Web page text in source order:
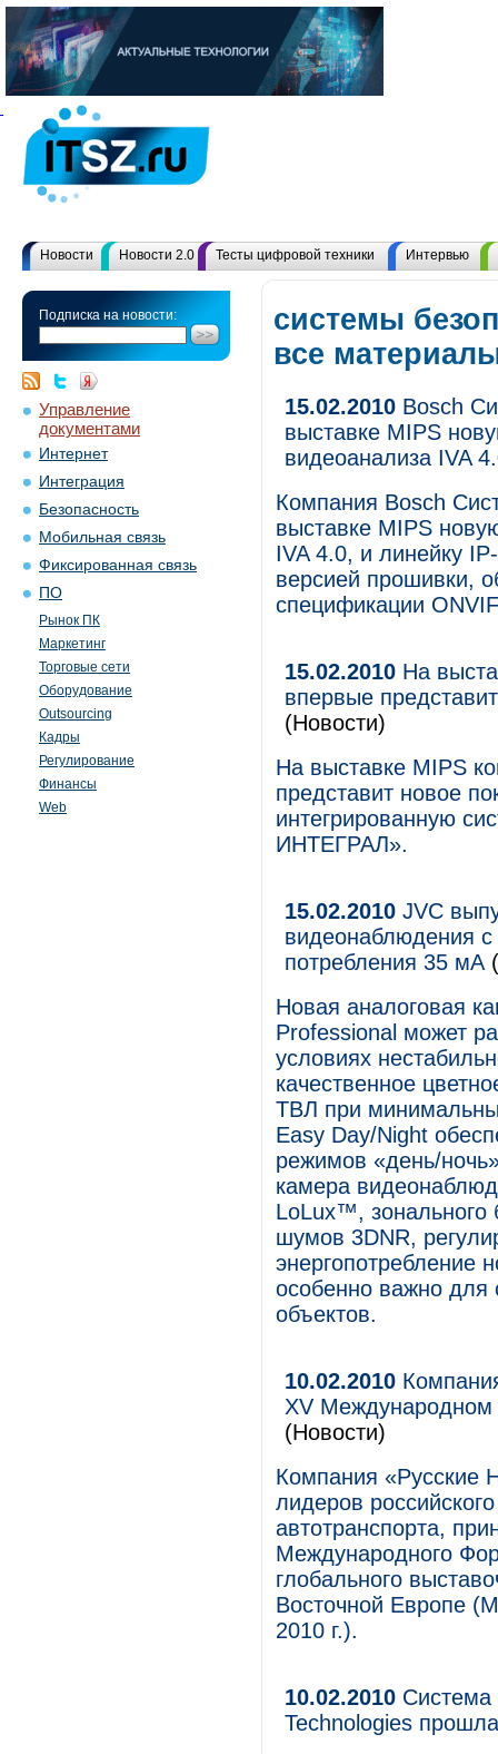
Новости Новости 2.0 Тесты цифровой техники Интервью
Подписка на новости:
Управление
документами
Интернет
Интеграция
Безопасность
Мобильная связь
Фиксированная связь
ПО
Рынок ПК
Маркетинг
Торговые сети
Оборудование
Outsourcing
Кадры
Регулирование
Финансы
Web
системы
все
15.02.2010 Bosch
выставке MIPS
видеоанализа IVA
Компания Bosch
выставке MIPS
IVA 4.0, и линейку
версией прошивки,
спецификации
15.02.2010 На
впервые
(Новости)
На выставке MIPS
представит новое
интегрированную
ИНТЕГРАЛ».
15.02.2010 JVC
видеонаблюдения
потребления 35 мА
Новая аналоговая
Professional может
условиях
качественное
ТВЛ при
Easy Day/Night
режимов «день/
камера
LoLux™, зонального
шумов 3DNR,
энергопотребление
особенно важно для
объектов.
10.02.2010
XV Международном
(Новости)
Компания «Русские
лидеров
автотранспорта,
Международного
глобального
Восточной Европе
2010 г.).
10.02.2010 Система
Technologies